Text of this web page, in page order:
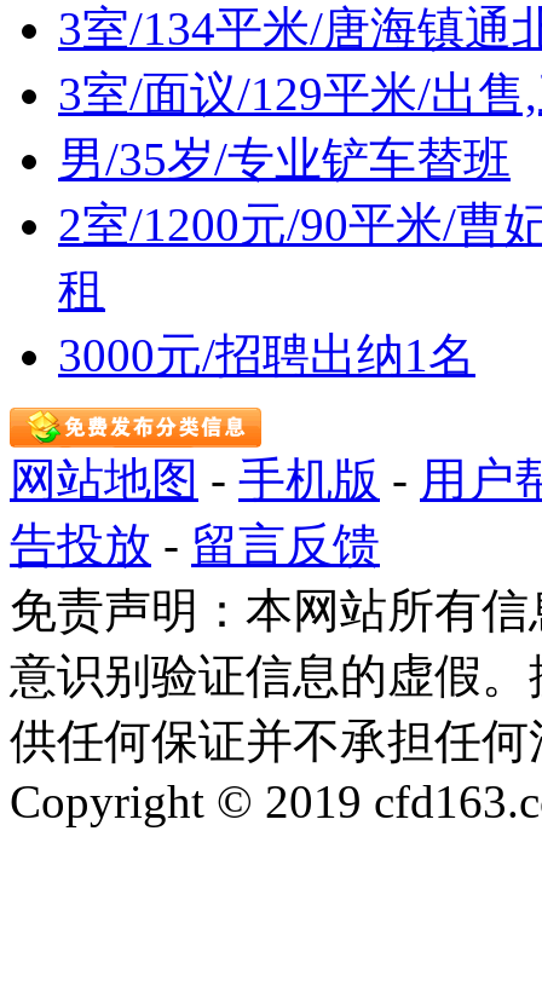
3室/134平米/唐海镇通
3室/面议/129平米/出
男/35岁/专业铲车替班
2室/1200元/90平米/曹
租
3000元/招聘出纳1名
网站地图 - 手机版 - 用户
告投放 - 留言反馈
免责声明：本网站所有
意识别验证信息的虚假
供任何保证并不承担任
Copyright © 2019